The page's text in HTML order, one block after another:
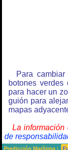
Para
botones
para hacer un
guión para
mapas
La
de
Predicción Marítima :